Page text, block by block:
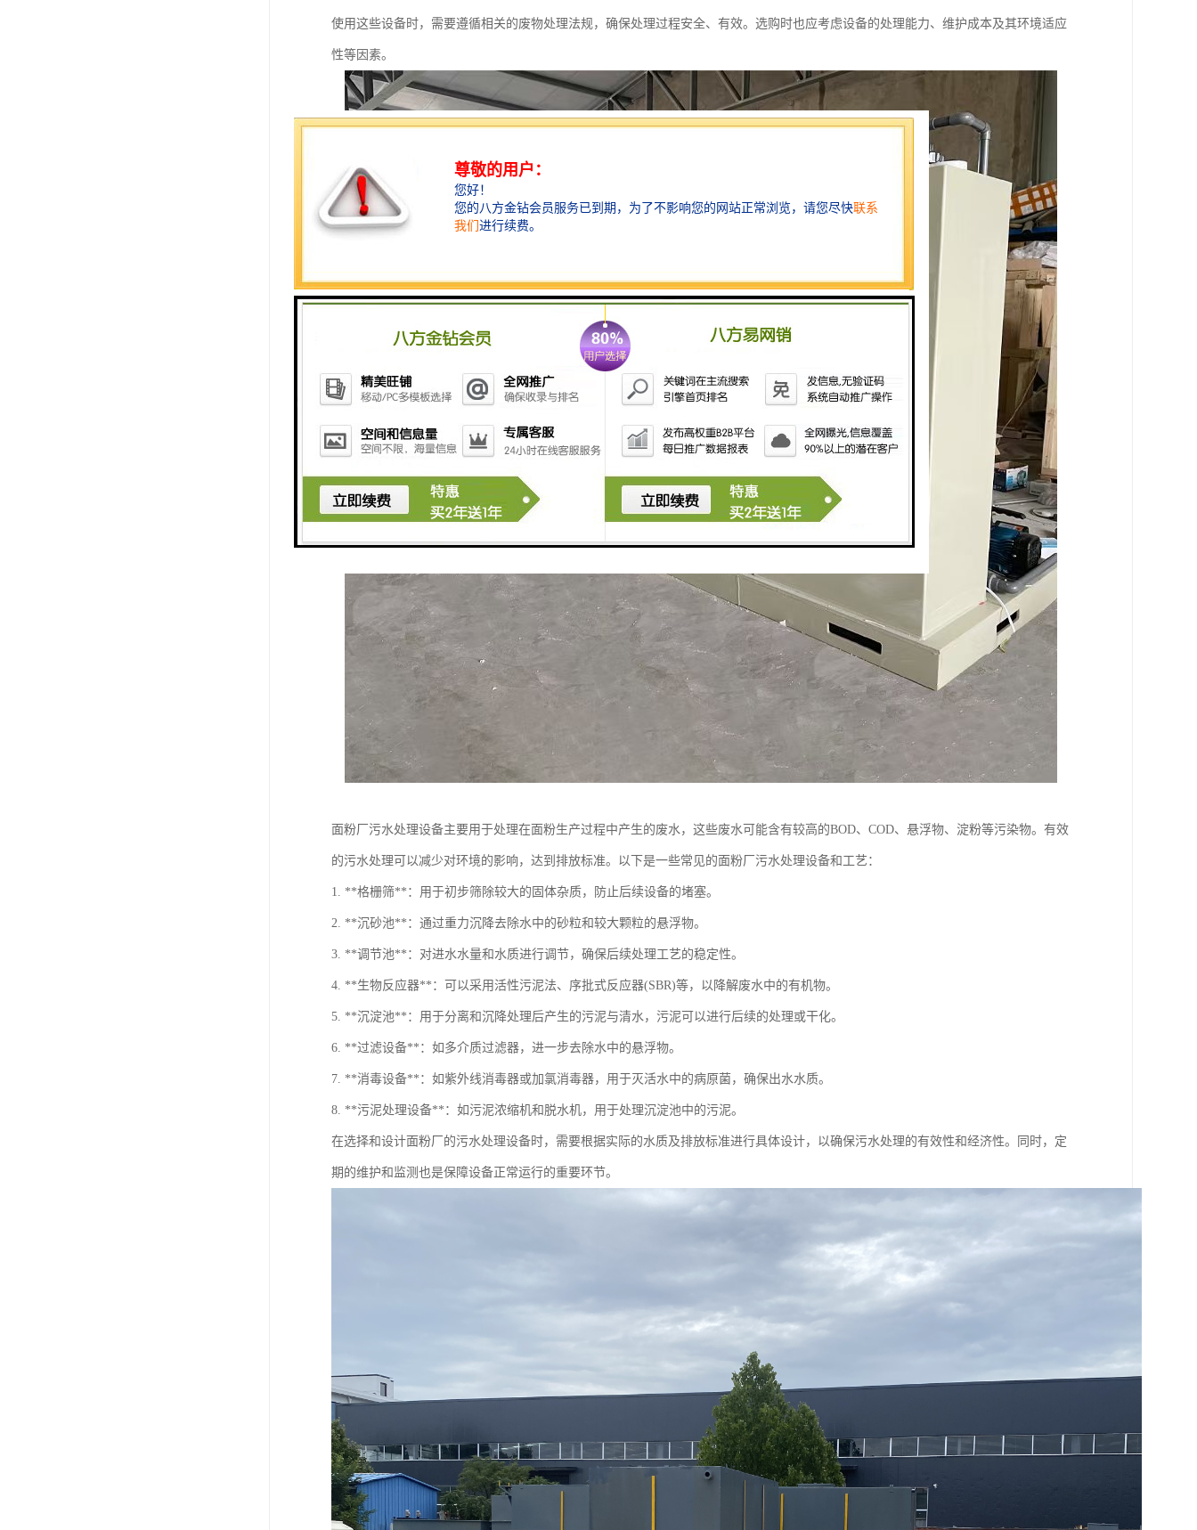
使用这些设备时，需要遵循相关的废物处理法规，确保处理过程安全、有效。选购时也应考虑设备的处理能力、维护成本及其环境适应
性等因素。
面粉厂污水处理设备主要用于处理在面粉生产过程中产生的废水，这些废水可能含有较高的BOD、COD、悬浮物、淀粉等污染物。有效
的污水处理可以减少对环境的影响，达到排放标准。以下是一些常见的面粉厂污水处理设备和工艺：
1. **格栅筛**：用于初步筛除较大的固体杂质，防止后续设备的堵塞。
2. **沉砂池**：通过重力沉降去除水中的砂粒和较大颗粒的悬浮物。
3. **调节池**：对进水水量和水质进行调节，确保后续处理工艺的稳定性。
4. **生物反应器**：可以采用活性污泥法、序批式反应器(SBR)等，以降解废水中的有机物。
5. **沉淀池**：用于分离和沉降处理后产生的污泥与清水，污泥可以进行后续的处理或干化。
6. **过滤设备**：如多介质过滤器，进一步去除水中的悬浮物。
7. **消毒设备**：如紫外线消毒器或加氯消毒器，用于灭活水中的病原菌，确保出水水质。
8. **污泥处理设备**：如污泥浓缩机和脱水机，用于处理沉淀池中的污泥。
在选择和设计面粉厂的污水处理设备时，需要根据实际的水质及排放标准进行具体设计，以确保污水处理的有效性和经济性。同时，定
期的维护和监测也是保障设备正常运行的重要环节。